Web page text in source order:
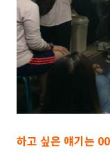
하고 싶은 얘기는